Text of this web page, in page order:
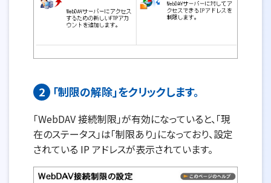
2 「制限の解除」をクリックします。
「WebDAV 接続制限」が有効になっていると、「現
在のステータス」は「制限あり」になっており、設定
されている IP アドレスが表示されています。